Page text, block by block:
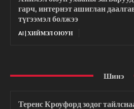
гарч, интернэт ашиглан
түгээмэл болжээ
AI | ХИЙМЭЛ ОЮУН
Шинэ
Теренс Кроуфорд зодог